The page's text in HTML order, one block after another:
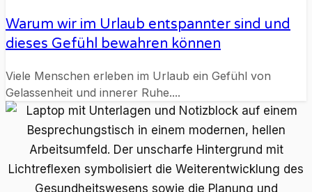
Warum wir im Urlaub entspannter sind und
dieses Gefühl bewahren können
Viele Menschen erleben im Urlaub ein Gefühl von
Gelassenheit und innerer Ruhe....